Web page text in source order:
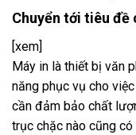
Chuyển tới tiêu đề
[xem]
Máy in là thiết bị văn
năng phục vụ cho
cần đảm bảo chất
trục chặc nào cũng